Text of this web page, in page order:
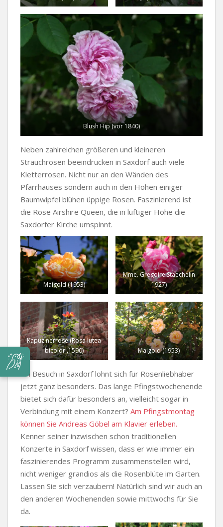
Blush Hip (vor 1840)
Neben zahlreichen größeren und kleineren
Strauchrosen beeindrucken in Saxdorf auch viele
Kletterrosen. Nicht nur an den Wänden des
Pfarrhauses sondern auch in den Höhen einiger
Baumwipfel blühen üppige Rosen. Faszinierend ist
die Rose Airshire Queen, die in luftiger Höhe die
Saxdorfer Kirche umspinnt.
Maigold (1953)
Mme. Gregoire Staechelin
1927)
Kapuzinerrose (Rosa lutea
bicolor ,1590)
Maigold (1953)
Ein Besuch in Saxdorf lohnt sich für Rosenliebhaber
jetzt ganz besonders. Das lange Pfingstwochenende
bietet sich dafür besonders an, vielleicht sogar in
Verbindung mit einem Konzert? Am Pfingstmontag
können Sie Andreas Göbel am Klavier erleben.
Kenner seiner inzwischen schon traditionellen
Konzerte in Saxdorf wissen, dass er wie immer ein
faszinierendes Programm zusammenstellen wird,
nicht weniger grandios als die Rosenblüte im Garten.
Lassen Sie sich verzaubern! Natürlich sind wir auch an
den anderen Wochenenden sowie mittwochs für Sie
da.